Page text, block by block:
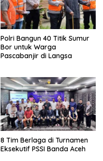
Polri Bangun 40 Titik Sumur
Bor untuk Warga
Pascabanjir di Langsa
8 Tim Berlaga di Turnamen
Eksekutif PSSI Banda Aceh